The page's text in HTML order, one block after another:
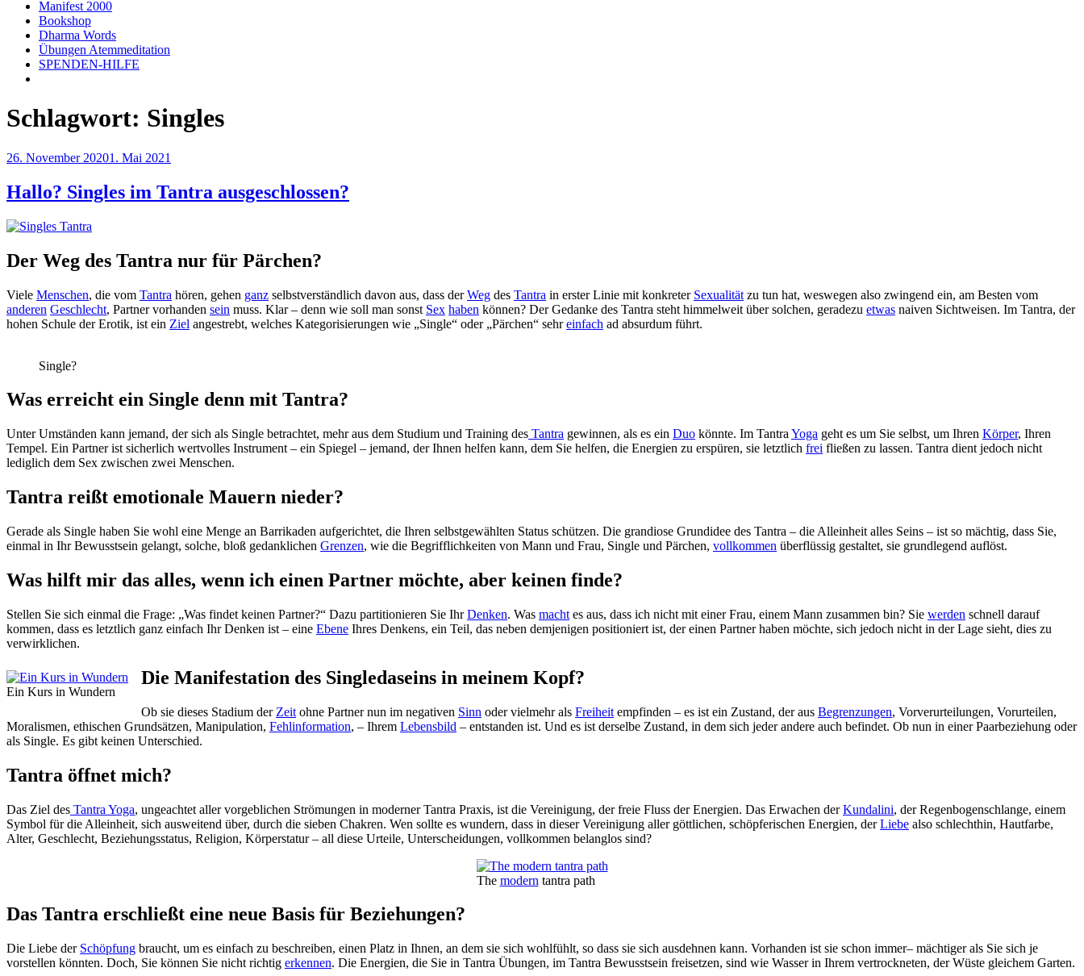
Manifest 2000
Bookshop
Dharma Words
Übungen Atemmeditation
SPENDEN-HILFE
Schlagwort: Singles
Veröffentlicht
26. November 20201. Mai 2021
Hallo? Singles im Tantra ausgeschlossen?
Der Weg des Tantra nur für Pärchen?
Viele Menschen, die vom Tantra hören, gehen ganz selbstverständlich davon aus, dass derWeg des Tantra in erster Linie mit konkreter Sexualität zu tun hat, weswegen also zwingend ein, am Besten vom
anderen Geschlecht, Partner vorhanden sein muss. Klar – denn wie soll man sonst Sex haben können? Der Gedanke des Tantra steht himmelweit über solchen, geradezu etwas naiven Sichtweisen. Im Tantra, der
hohen Schule der Erotik, ist ein Ziel angestrebt, welches Kategorisierungen wie „Single“ oder „Pärchen“ sehreinfach ad absurdum führt.
Single?
Was erreicht ein Single denn mit Tantra?
Unter Umständen kann jemand, der sich als Single betrachtet, mehr aus dem Studium und Training des Tantra gewinnen, als es ein Duo könnte. Im Tantra Yoga geht es um Sie selbst, um Ihren Körper, Ihren
Tempel. Ein Partner ist sicherlich wertvolles Instrument – ein Spiegel – jemand, der Ihnen helfen kann, dem Sie helfen, die Energien zu erspüren, sie letztlich frei fließen zu lassen. Tantra dient jedoch nicht
lediglich dem Sex zwischen zwei Menschen.
Tantra reißt emotionale Mauern nieder?
Gerade als Single haben Sie wohl eine Menge an Barrikaden aufgerichtet, die Ihren selbstgewählten Status schützen. Die grandiose Grundidee des Tantra – die Alleinheit alles Seins – ist so mächtig, dass Sie,
einmal in Ihr Bewusstsein gelangt, solche, bloß gedanklichen Grenzen, wie die Begrifflichkeiten von Mann und Frau, Single und Pärchen, vollkommen überflüssig gestaltet, sie grundlegend auflöst.
Was hilft mir das alles, wenn ich einen Partner möchte, aber keinen finde?
Stellen Sie sich einmal die Frage: „Was findet keinen Partner?“ Dazu partitionieren Sie IhrDenken. Was macht es aus, dass ich nicht mit einer Frau, einem Mann zusammen bin? Sie werden schnell darauf
kommen, dass es letztlich ganz einfach Ihr Denken ist – eine Ebene Ihres Denkens, ein Teil, das neben demjenigen positioniert ist, der einen Partner haben möchte, sich jedoch nicht in der Lage sieht, dies zu
verwirklichen.
Ein Kurs in Wundern
Die Manifestation des Singledaseins in meinem Kopf?
Ob sie dieses Stadium der Zeit ohne Partner nun im negativen Sinn oder vielmehr als Freiheit empfinden – es ist ein Zustand, der aus Begrenzungen, Vorverurteilungen, Vorurteilen,
Moralismen, ethischen Grundsätzen, Manipulation, Fehlinformation, – Ihrem Lebensbild – entstanden ist. Und es ist derselbe Zustand, in dem sich jeder andere auch befindet. Ob nun in einer Paarbeziehung oder
als Single. Es gibt keinen Unterschied.
Tantra öffnet mich?
Das Ziel des Tantra Yoga, ungeachtet aller vorgeblichen Strömungen in moderner Tantra Praxis, ist die Vereinigung, der freie Fluss der Energien. Das Erwachen derKundalini, der Regenbogenschlange, einem
Symbol für die Alleinheit, sich ausweitend über, durch die sieben Chakren. Wen sollte es wundern, dass in dieser Vereinigung aller göttlichen, schöpferischen Energien, derLiebe also schlechthin, Hautfarbe,
Alter, Geschlecht, Beziehungsstatus, Religion, Körperstatur – all diese Urteile, Unterscheidungen, vollkommen belanglos sind?
The modern tantra path
Das Tantra erschließt eine neue Basis für Beziehungen?
Die Liebe der Schöpfung braucht, um es einfach zu beschreiben, einen Platz in Ihnen, an dem sie sich wohlfühlt, so dass sie sich ausdehnen kann. Vorhanden ist sie schon immer– mächtiger als Sie sich je
vorstellen könnten. Doch, Sie können Sie nicht richtig erkennen. Die Energien, die Sie in Tantra Übungen, im Tantra Bewusstsein freisetzen, sind wie Wasser in Ihrem vertrockneten, der Wüste gleichem Garten.